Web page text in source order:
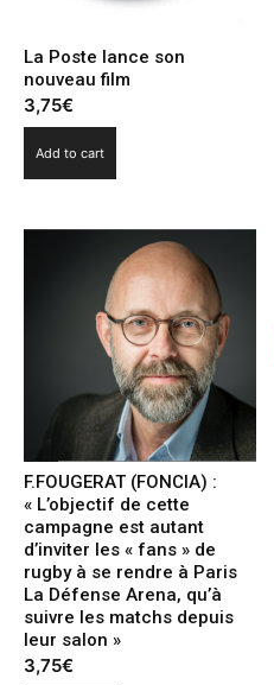
La Poste lance son
nouveau film
3,75€
Add to cart
F.FOUGERAT (FONCIA) :
« L’objectif de cette
campagne est autant
d’inviter les « fans » de
rugby à se rendre à Paris
La Défense Arena, qu’à
suivre les matchs depuis
leur salon »
3,75€